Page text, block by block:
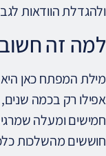
ולהגדלת הוודאות
למה זה חשוב
מילת המפתח כאן
אפילו רק בכמה שנים,
חמישים ומעלה
חוששים מהשלכות